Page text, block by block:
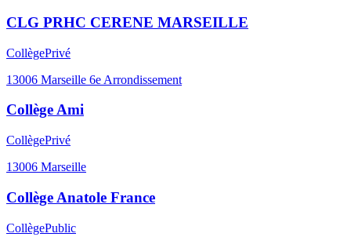
CLG PRHC CERENE MARSEILLE
CollègePrivé
13006 Marseille 6e Arrondissement
Collège Ami
CollègePrivé
13006 Marseille
Collège Anatole France
CollègePublic